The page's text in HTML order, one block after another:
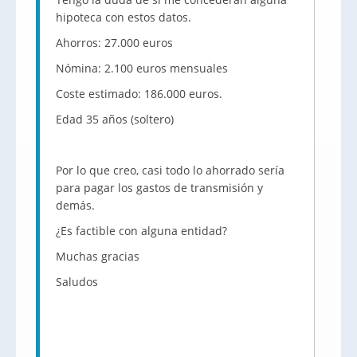
hipoteca con estos datos.
Ahorros: 27.000 euros
Nómina: 2.100 euros mensuales
Coste estimado: 186.000 euros.
Edad 35 años (soltero)
Por lo que creo, casi todo lo ahorrado sería
para pagar los gastos de transmisión y
demás.
¿Es factible con alguna entidad?
Muchas gracias
Saludos